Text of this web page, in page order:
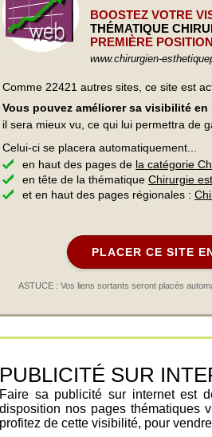
BOOSTEZ VOTRE
THÉMATIQUE
PREMIÈRE POSITION
www.chirurgien-
Comme 22421 autres sites, ce site est
Vous pouvez améliorer sa visibilité
il sera mieux vu, ce qui lui permettra de
Celui-ci se placera automatiquement...
en haut des pages de la catégorie
en tête de la thématique Chirurgie
et en haut des pages régionales :
PLACER CE SITE
ASTUCE : Vos liens sortants seront placés
PUBLICITÉ SUR
Faire sa publicité sur internet est
disposition nos pages thématiques
profitez de cette visibilité, pour